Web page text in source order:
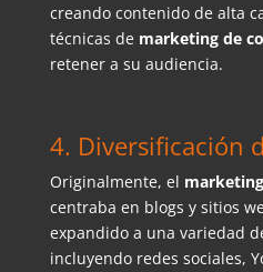
creando contenido de alta
técnicas de marketing de
retener a su audiencia.
4. Diversificación
Originalmente, el
centraba en blogs y sitios
expandido a una variedad
incluyendo redes sociales,